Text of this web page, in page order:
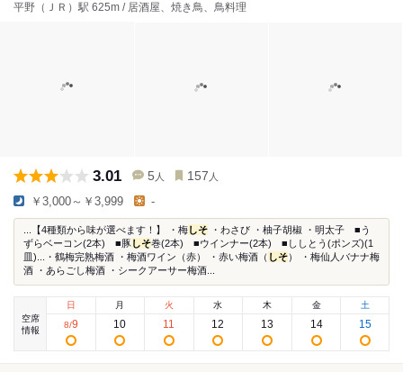
平野（ＪＲ）駅 625m / 居酒屋、焼き鳥、鳥料理
3.01 5 人 157 人
￥3,000～￥3,999 -
...【4種類から味が選べます！】 ・梅 しそ ・わさび ・柚子胡椒 ・明太子 ■う
ずらベーコン(2本) ■豚 しそ巻(2本) ■ウインナー(2本) ■ししとう(ポンズ)(1
皿)...・鶴梅完熟梅酒 ・梅酒ワイン（赤） ・赤い梅酒（ しそ） ・梅仙人バナナ梅
酒 ・あらごし梅酒 ・シークアーサー梅酒...
空席
情報
日
8/9
月
10
火
11
水
12
木
13
金
14
土
15